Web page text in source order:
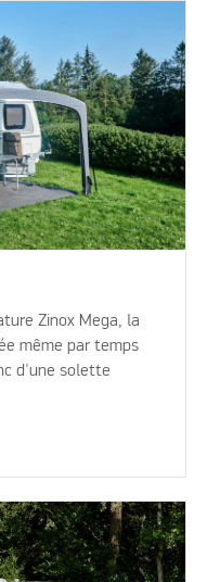
Zinox Mega, la
même par temps
d'une solette